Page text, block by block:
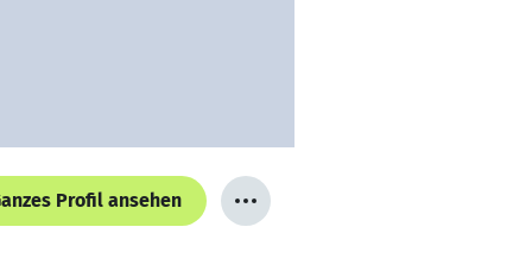
Profil ansehen